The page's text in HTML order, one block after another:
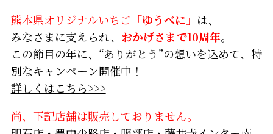
熊本県オリジナルいちご「ゆうべに 」 は、
みなさまに支えられ、 おかげさまで10周年。
この節目の年に、“ありがとう”の想いを込めて、特
別なキャンペーン開催中！
詳しくはこちら>>>
尚、下記店舗は販売しておりません。